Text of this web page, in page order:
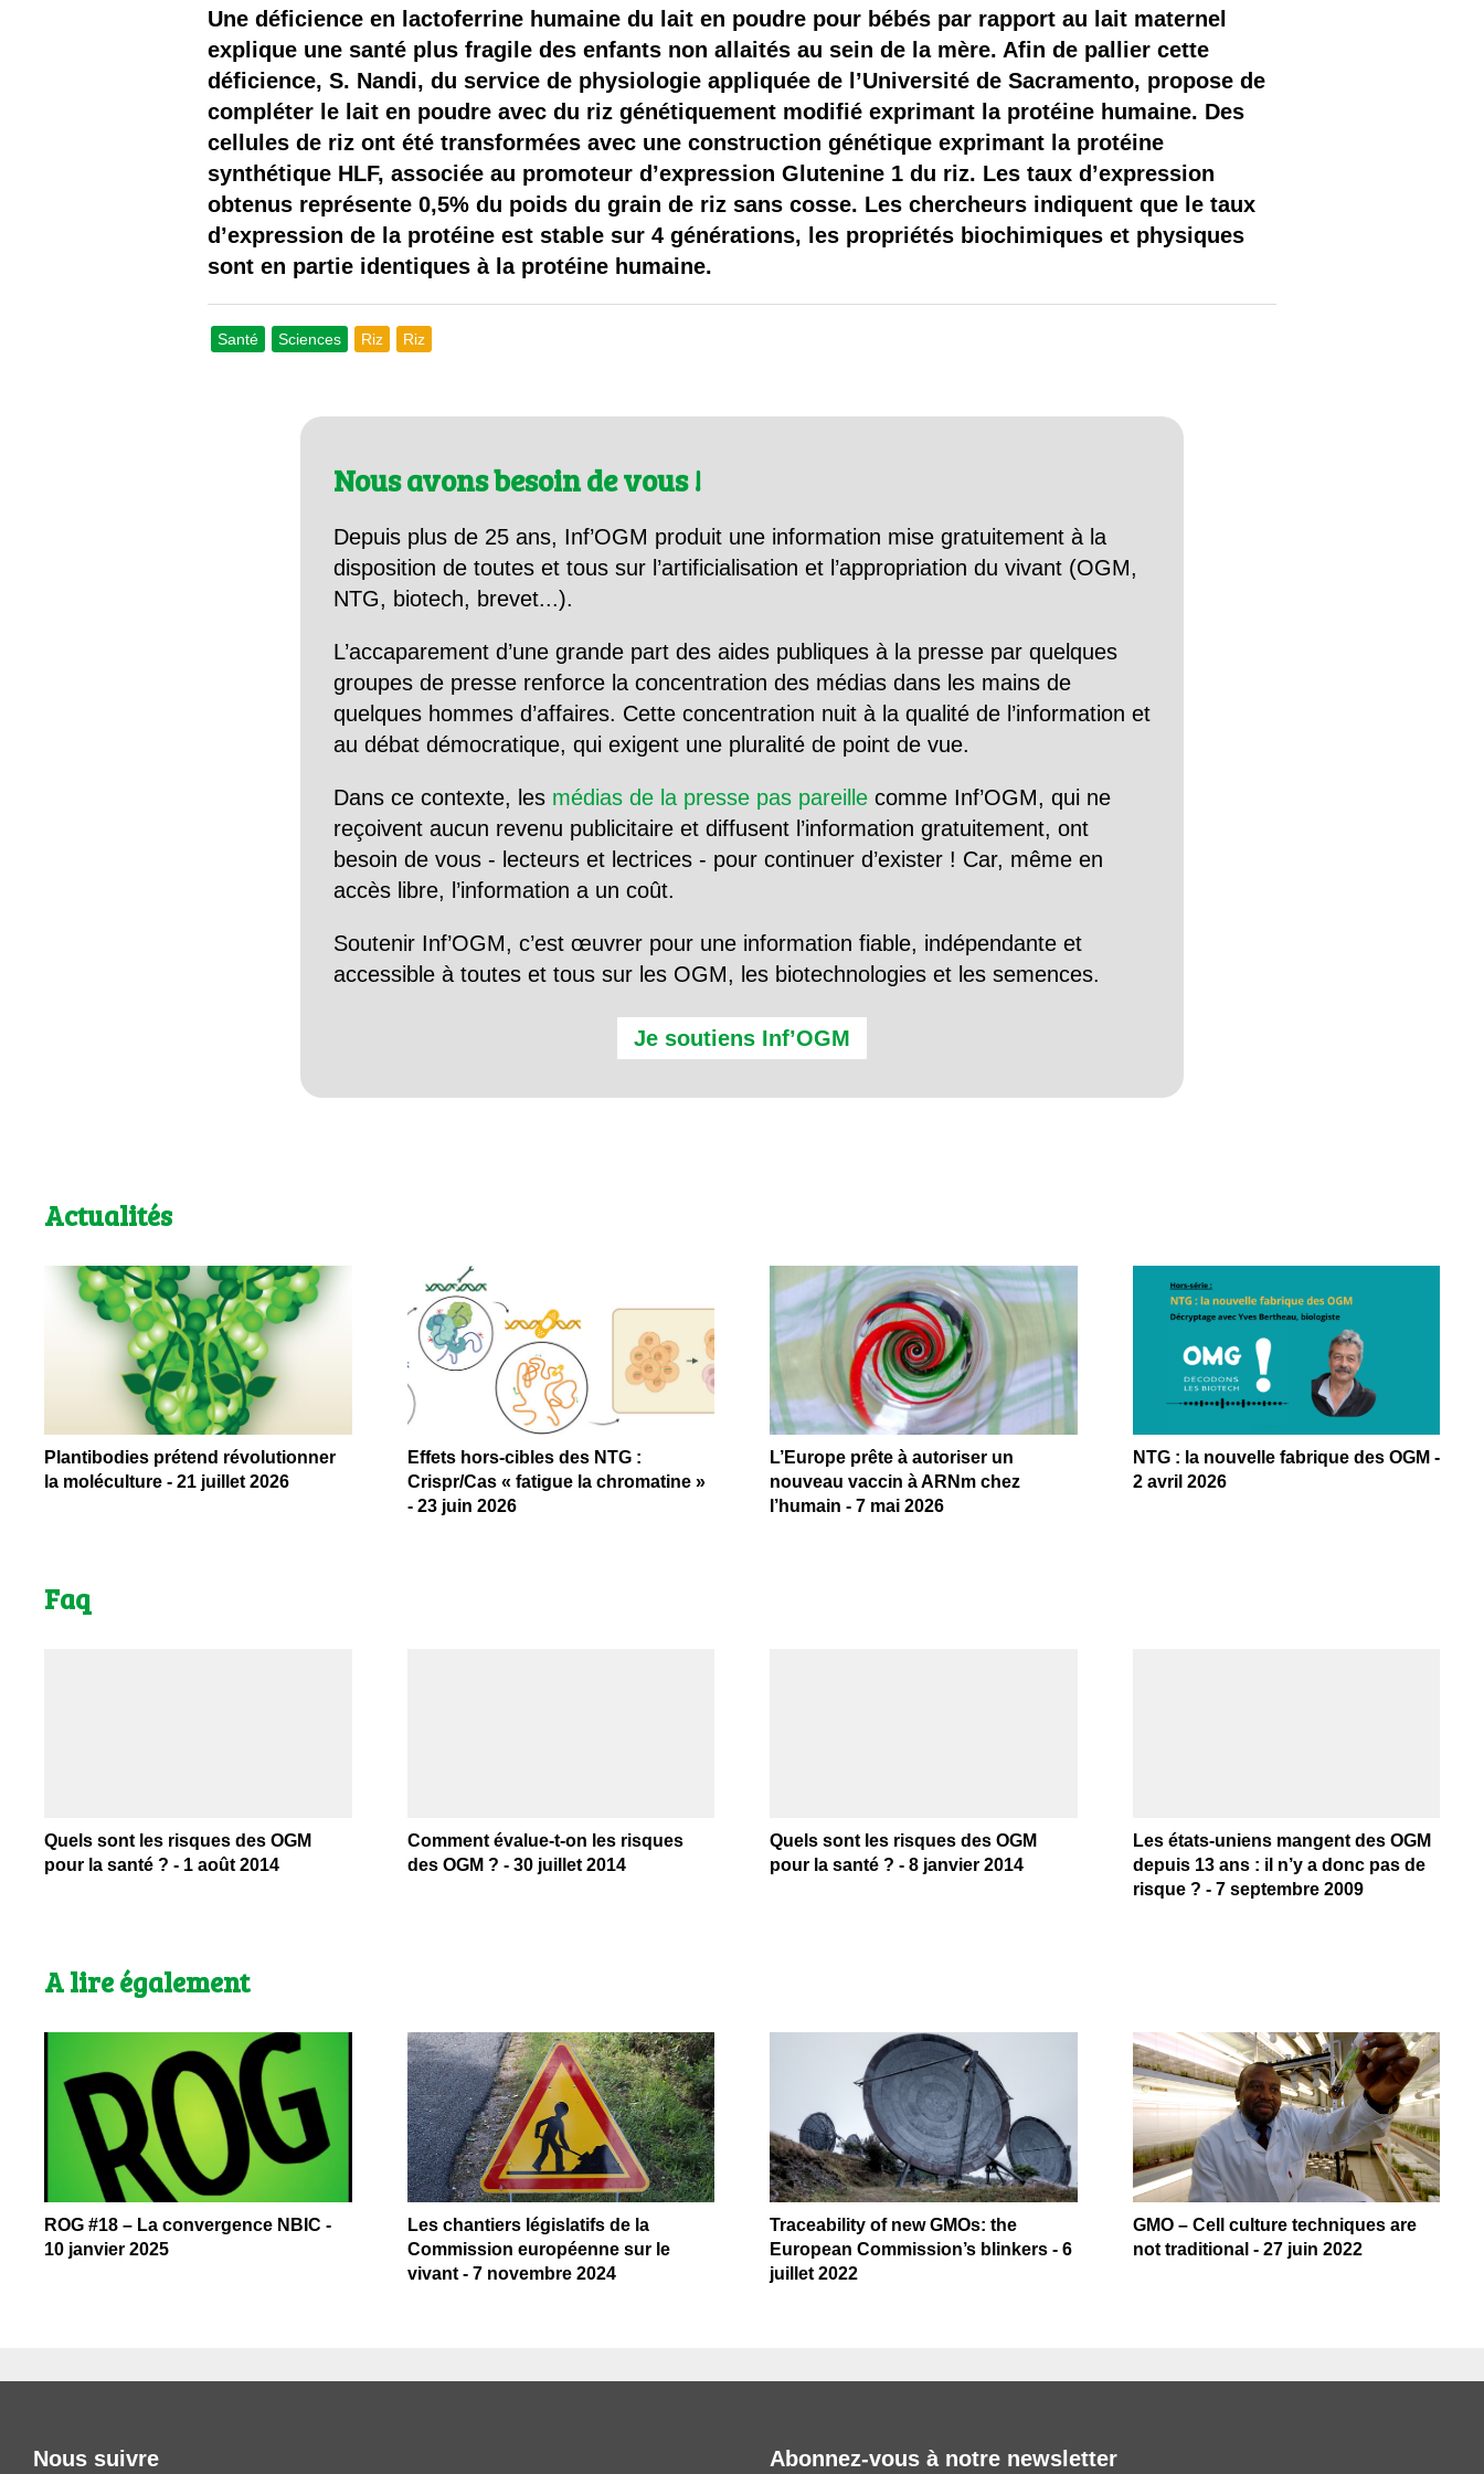
Il y a semence…. et semence
Quels sont les avantages et les inconvénients des OGM ?
Une déficience en lactoferrine humaine du lait en poudre pour bébés par rapport au lait maternel
explique une santé plus fragile des enfants non allaités au sein de la mère. Afin de pallier cette
déficience, S. Nandi, du service de physiologie appliquée de l’Université de Sacramento, propose de
compléter le lait en poudre avec du riz génétiquement modifié exprimant la protéine humaine. Des
cellules de riz ont été transformées avec une construction génétique exprimant la protéine
synthétique HLF, associée au promoteur d’expression Glutenine 1 du riz. Les taux d’expression
obtenus représente 0,5% du poids du grain de riz sans cosse. Les chercheurs indiquent que le taux
d’expression de la protéine est stable sur 4 générations, les propriétés biochimiques et physiques
sont en partie identiques à la protéine humaine.
Santé Sciences Riz Riz
Nous avons besoin de vous !
Depuis plus de 25 ans, Inf’OGM produit une information mise gratuitement à la
disposition de toutes et tous sur l’artificialisation et l’appropriation du vivant (OGM,
NTG, biotech, brevet...).
L’accaparement d’une grande part des aides publiques à la presse par quelques
groupes de presse renforce la concentration des médias dans les mains de
quelques hommes d’affaires. Cette concentration nuit à la qualité de l’information et
au débat démocratique, qui exigent une pluralité de point de vue.
Dans ce contexte, les médias de la presse pas pareille comme Inf’OGM, qui ne
reçoivent aucun revenu publicitaire et diffusent l’information gratuitement, ont
besoin de vous - lecteurs et lectrices - pour continuer d’exister ! Car, même en
accès libre, l’information a un coût.
Soutenir Inf’OGM, c’est œuvrer pour une information fiable, indépendante et
accessible à toutes et tous sur les OGM, les biotechnologies et les semences.
Je soutiens Inf’OGM
Actualités
Plantibodies prétend révolutionner
la moléculture - 21 juillet 2026
Effets hors-cibles des NTG :
Crispr/Cas « fatigue la chromatine »
- 23 juin 2026
L’Europe prête à autoriser un
nouveau vaccin à ARNm chez
l’humain - 7 mai 2026
NTG : la nouvelle fabrique des OGM -
2 avril 2026
Faq
Quels sont les risques des OGM
pour la santé ? - 1 août 2014
Comment évalue-t-on les risques
des OGM ? - 30 juillet 2014
Quels sont les risques des OGM
pour la santé ? - 8 janvier 2014
Les états-uniens mangent des OGM
depuis 13 ans : il n’y a donc pas de
risque ? - 7 septembre 2009
A lire également
ROG #18 – La convergence NBIC -
10 janvier 2025
Les chantiers législatifs de la
Commission européenne sur le
vivant - 7 novembre 2024
Traceability of new GMOs: the
European Commission’s blinkers - 6
juillet 2022
GMO – Cell culture techniques are
not traditional - 27 juin 2022
Nous suivre Abonnez-vous à notre newsletter